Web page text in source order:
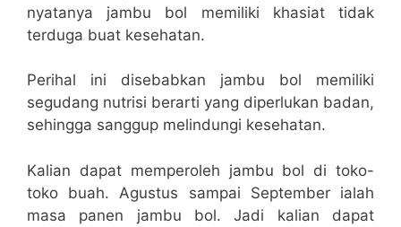
nyatanya jambu bol memiliki khasiat tidak
terduga buat kesehatan.
Perihal ini disebabkan jambu bol memiliki
segudang nutrisi berarti yang diperlukan badan,
sehingga sanggup melindungi kesehatan.
Kalian dapat memperoleh jambu bol di toko-
toko buah. Agustus sampai September ialah
masa panen jambu bol. Jadi kalian dapat